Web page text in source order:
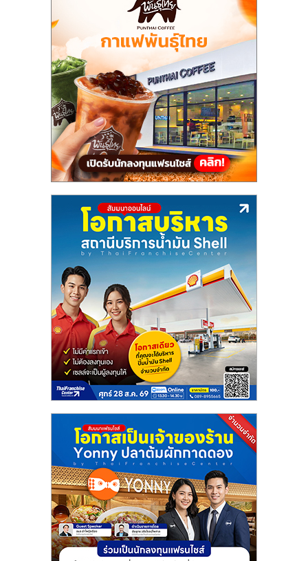
ปรึกษา
แฟ
ไชส์,
รวม
ไชส์
ขาย
แฟ
ไชส์
แฟ